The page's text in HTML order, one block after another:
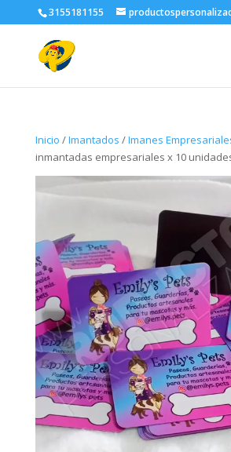
3155181155
Inicio /Imantados /Imanes
inmantadas empresariales x 10